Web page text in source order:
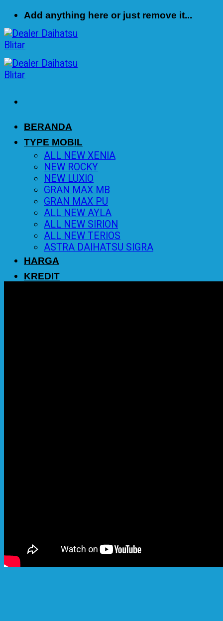
Skip
to
content
Add anything here or just remove it...
BERANDA
TYPE MOBIL
ALL NEW XENIA
NEW ROCKY
NEW LUXIO
GRAN MAX MB
GRAN MAX PU
ALL NEW AYLA
ALL NEW SIRION
ALL NEW TERIOS
ASTRA DAIHATSU SIGRA
HARGA
KREDIT